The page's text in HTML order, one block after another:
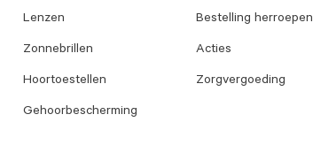
Lenzen
Zonnebrillen
Hoortoestellen
Gehoorbescherming
Bestelling herroepen
Acties
Zorgvergoeding